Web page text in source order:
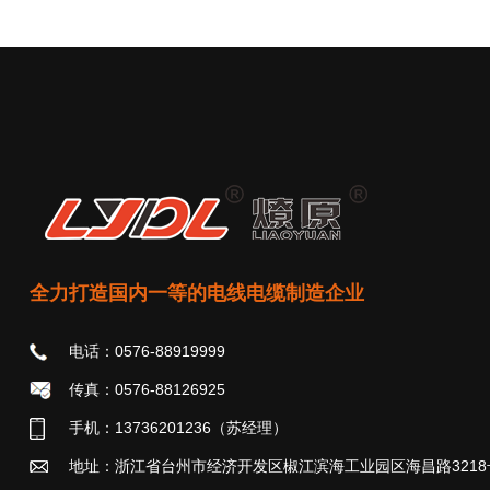
全力打造国内一等的电线电缆制造企业
电话：0576-88919999
传真：0576-88126925
手机：13736201236（苏经理）
地址：浙江省台州市经济开发区椒江滨海工业园区海昌路3218